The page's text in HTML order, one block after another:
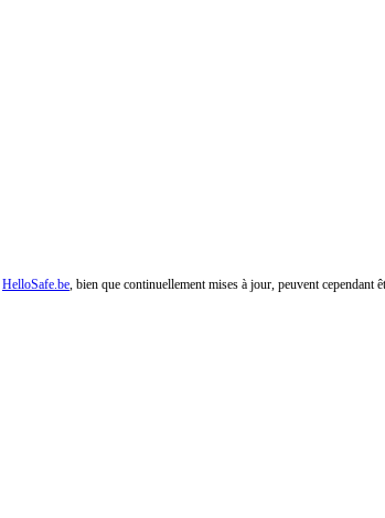
HelloSafe.be, bien que continuellement mises à jour, peuvent cependant